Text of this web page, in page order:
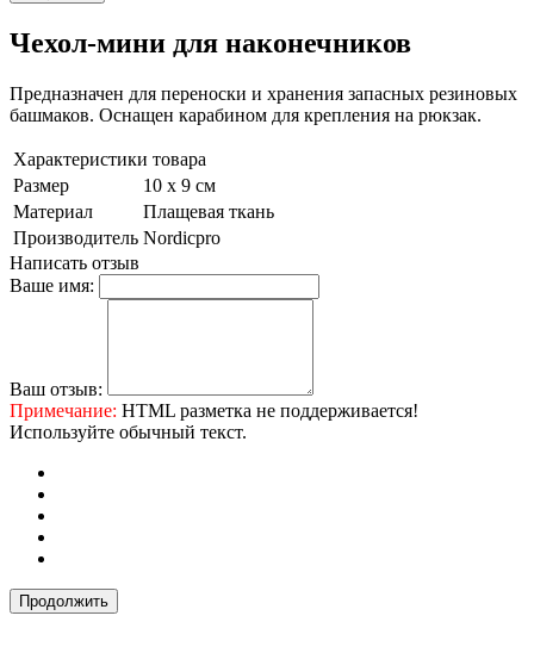
Чехол-мини для наконечников
Предназначен для переноски и хранения запасных резиновых
башмаков. Оснащен карабином для крепления на рюкзак.
Характеристики товара
Размер
10 х 9 см
Материал
Плащевая ткань
Производитель Nordicpro
Написать отзыв
Ваше имя:
Ваш отзыв:
Примечание: HTML разметка не поддерживается!
Используйте обычный текст.
Продолжить